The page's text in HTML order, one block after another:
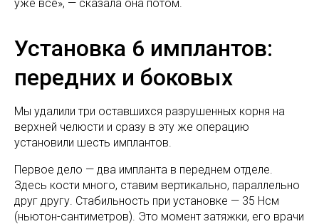
уже всё», — сказала она потом.
Установка 6 имплантов:
передних и боковых
Мы удалили три оставшихся разрушенных корня на
верхней челюсти и сразу в эту же операцию
установили шесть имплантов.
Первое дело — два импланта в переднем отделе.
Здесь кости много, ставим вертикально, параллельно
друг другу. Стабильность при установке — 35 Нсм
(ньютон-сантиметров). Это момент затяжки, его врачи